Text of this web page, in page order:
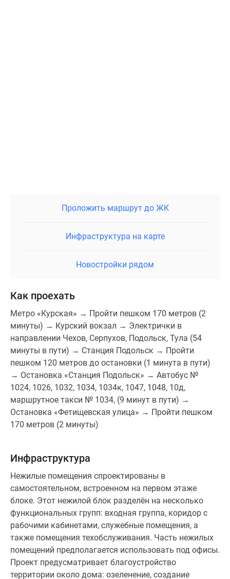
Проложить маршрут до ЖК
Инфраструктура на карте
Новостройки рядом
Как проехать
Метро «Курская» → Пройти пешком 170 метров (2
минуты) → Курский вокзал → Электрички в
направлении Чехов, Серпухов, Подольск, Тула (54
минуты в пути) → Станция Подольск → Пройти
пешком 120 метров до остановки (1 минута в пути)
→ Остановка «Станция Подольск» → Автобус №
1024, 1026, 1032, 1034, 1034к, 1047, 1048, 10д,
маршрутное такси № 1034, (9 минут в пути) →
Остановка «Фетищевская улица» → Пройти пешком
170 метров (2 минуты)
Инфраструктура
Нежилые помещения спроектированы в
самостоятельном, встроенном на первом этаже
блоке. Этот нежилой блок разделён на несколько
функциональных групп: входная группа, коридор с
рабочими кабинетами, служебные помещения, а
также помещения техобслуживания. Часть нежилых
помещений предполагается использовать под офисы.
Проект предусматривает благоустройство
территории около дома: озеленение, создание